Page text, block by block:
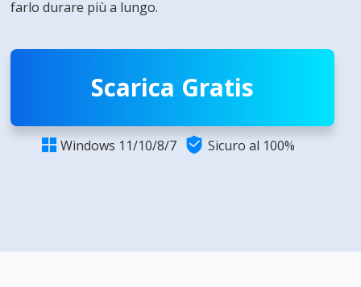
farlo durare più a lungo.
Scarica Gratis
 Windows 11/10/8/7  Sicuro al 100%